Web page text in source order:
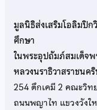
มูลนิธิส่งเสริมโอลิมปิ
ศึกษา
ในพระอุปถัมภ์สมเด็จ
หลวงนราธิวาสราชนค
254 ตึกเคมี 2 คณะวิท
ถนนพญาไท แขวงวังใ